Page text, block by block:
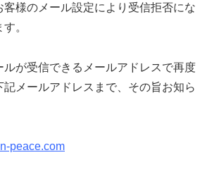
客様のメール設定により受信拒否にな
。
ルが受信できるメールアドレスで再度
メールアドレスまで、その旨お知ら
peace.com